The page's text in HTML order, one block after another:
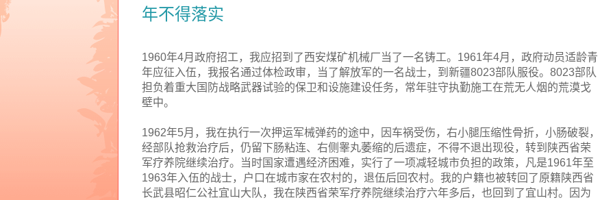
年不得落实
1960年4月政府招工，我应招到了西安煤矿机械厂当了一名铸工。 1961年4月，政府动员适龄青
年应征入伍，我报名通过体检政审，当了解放军的一名战士，到新疆8023部队服役。 8023部队
担负着重大国防战略武器试验的保卫和设施建设任务，常年驻守执勤施工在荒无人烟的荒漠戈
壁中。
1962年5月，我在执行一次押运军械弹药的途中，因车祸受伤，右小腿压缩性骨折，小肠破裂，
经部队抢救治疗后，仍留下肠粘连、右侧睾丸萎缩的后遗症，不得不退出现役，转到陕西省荣
军疗养院继续治疗。当时国家遭遇经济困难，实行了一项减轻城市负担的政策，凡是1961年至
1963年入伍的战士，户口在城市家在农村的，退伍后回农村。我的户籍也被转回了原籍陕西省
长武县昭仁公社宜山大队，我在陕西省荣军疗养院继续治疗六年多后，也回到了宜山村。因为